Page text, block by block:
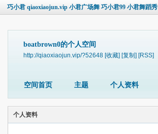
巧小君 qiaoxiaojun.vip 小君广场舞 巧小君99 小君舞蹈秀
boatbrown0的个人空间
http://qiaoxiaojun.vip/?52648 [收藏] [复制] [RSS]
空间首页 主题 个人资料
个人资料